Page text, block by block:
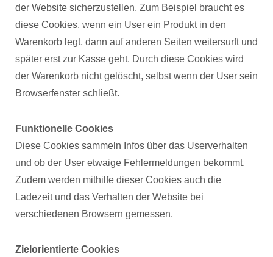
der Website sicherzustellen. Zum Beispiel braucht es
diese Cookies, wenn ein User ein Produkt in den
Warenkorb legt, dann auf anderen Seiten weitersurft und
später erst zur Kasse geht. Durch diese Cookies wird
der Warenkorb nicht gelöscht, selbst wenn der User sein
Browserfenster schließt.
Funktionelle Cookies
Diese Cookies sammeln Infos über das Userverhalten
und ob der User etwaige Fehlermeldungen bekommt.
Zudem werden mithilfe dieser Cookies auch die
Ladezeit und das Verhalten der Website bei
verschiedenen Browsern gemessen.
Zielorientierte Cookies